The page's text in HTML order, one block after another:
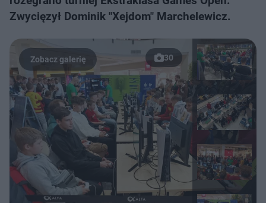
Zwycięzył Dominik "Xejdom" Marchelewicz.
30